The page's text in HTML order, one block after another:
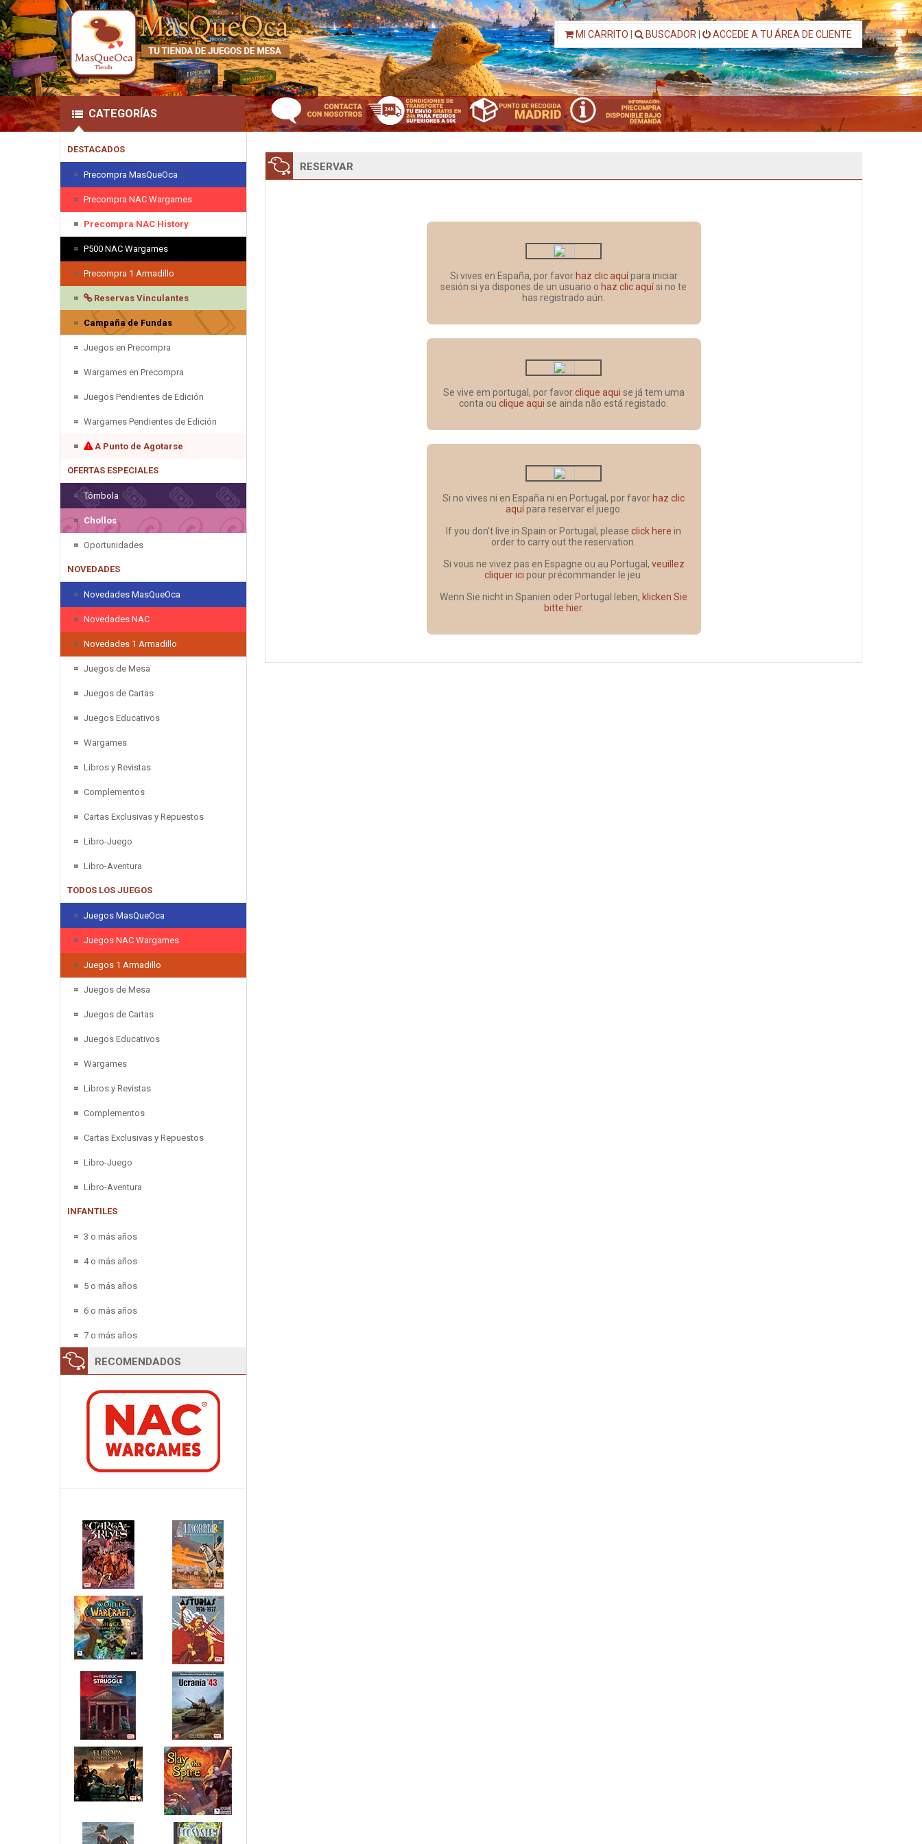
MI CARRITO BUSCADOR ACCEDE A TU ÁREA DE CLIENTE
CATEGORÍAS
DESTACADOS
Precompra MasQueOca
Precompra NAC Wargames
Precompra NAC History
P500 NAC Wargames
Precompra 1 Armadillo
Reservas Vinculantes
Campaña de Fundas
Juegos en Precompra
Wargames en Precompra
Juegos Pendientes de Edición
Wargames Pendientes de Edición
A Punto de Agotarse
OFERTAS ESPECIALES
Tómbola
Chollos
Oportunidades
NOVEDADES
Novedades MasQueOca
Novedades NAC
Novedades 1 Armadillo
Juegos de Mesa
Juegos de Cartas
Juegos Educativos
Wargames
Libros y Revistas
Complementos
Cartas Exclusivas y Repuestos
Libro-Juego
Libro-Aventura
TODOS LOS JUEGOS
Juegos MasQueOca
Juegos NAC Wargames
Juegos 1 Armadillo
Juegos de Mesa
Juegos de Cartas
Juegos Educativos
Wargames
Libros y Revistas
Complementos
Cartas Exclusivas y Repuestos
Libro-Juego
Libro-Aventura
INFANTILES
3 o más años
4 o más años
5 o más años
6 o más años
7 o más años
RECOMENDADOS
RESERVAR
Si vives en España, por favor haz clic aquípara iniciar
sesión si ya dispones de un usuario o haz clic aquísi no te
has registrado aún.
Se vive em portugal, por favorclique aqui se já tem uma
conta ouclique aqui se ainda não está registado.
Si no vives ni en España ni en Portugal, por favor haz clic
aquípara reservar el juego.
If you don't live in Spain or Portugal, pleaseclick here in
order to carry out the reservation.
Si vous ne vivez pas en Espagne ou au Portugal, veuillez
cliquer ici pour précommander le jeu.
Wenn Sie nicht in Spanien oder Portugal leben, klicken Sie
bitte hier.